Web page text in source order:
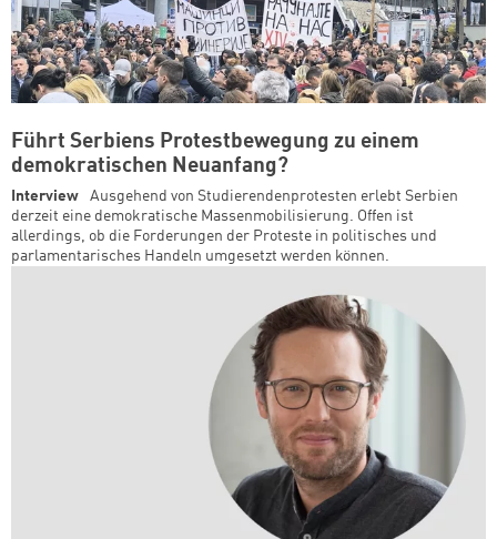
Führt Serbiens Protestbewegung zu einem
demokratischen Neuanfang?
Interview
Ausgehend von Studierendenprotesten erlebt Serbien
derzeit eine demokratische Massenmobilisierung. Offen ist
allerdings, ob die Forderungen der Proteste in politisches und
parlamentarisches Handeln umgesetzt werden können.